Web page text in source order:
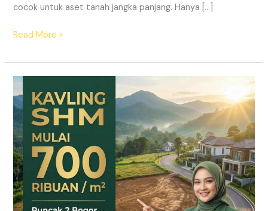
cocok untuk aset tanah jangka panjang. Hanya […]
Read More »
HARMONI
PRIME
EAST
BOGOR
–
KAVLING
SHM
LEGAL
DI